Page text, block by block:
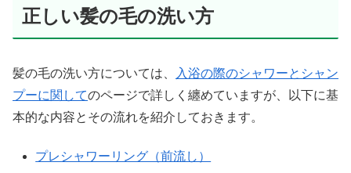
正しい髪の毛の洗い方
髪の毛の洗い方については、
入浴の際のシャワーとシャン
プーに関してのページで詳しく纏めていますが、以下に基
本的な内容とその流れを紹介しておきます。
プレシャワーリング（前流し）